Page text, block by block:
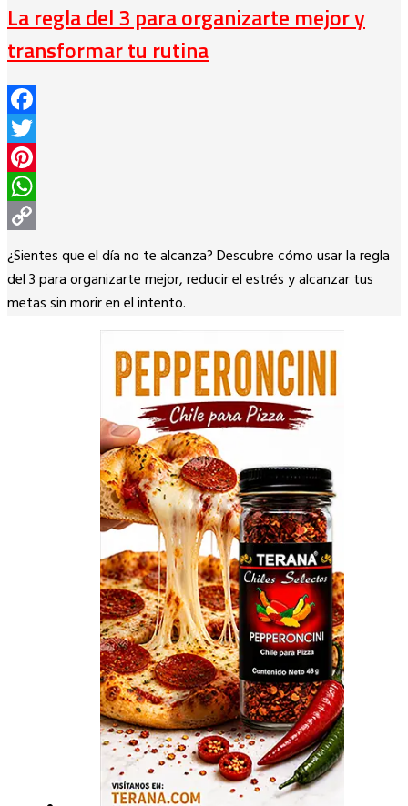
La regla del 3 para organizarte mejor y
transformar tu rutina
Facebook
Twitter
Pinterest
WhatsApp
Copy
Link
¿Sientes que el día no te alcanza? Descubre cómo usar la regla
del 3 para organizarte mejor, reducir el estrés y alcanzar tus
metas sin morir en el intento.